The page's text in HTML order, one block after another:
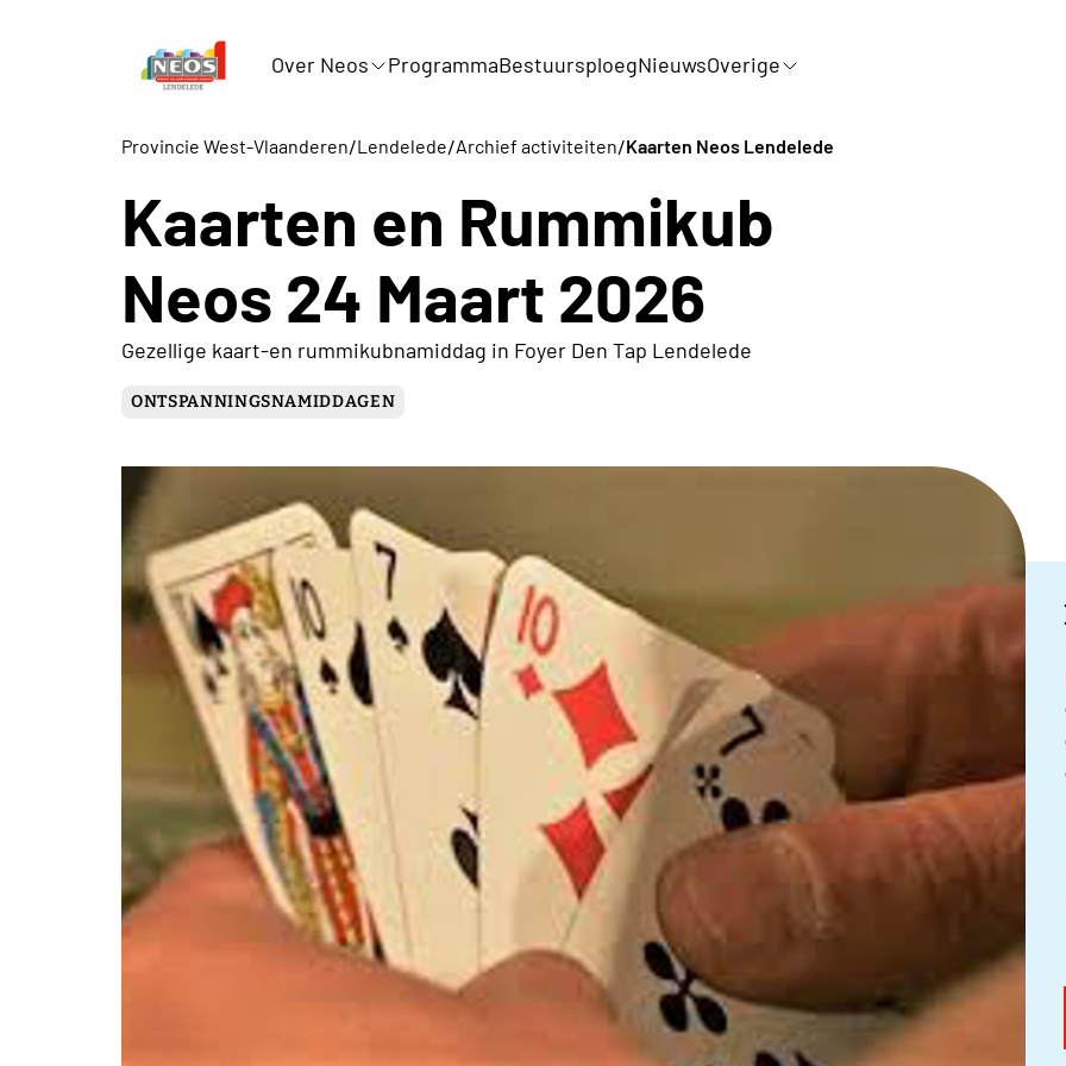
Over Neos ProgrammaBestuursploegNieuwsOverige
Provincie West-Vlaanderen/Lendelede/Archief activiteiten/Kaarten Neos Lendelede
Kaarten en Rummikub
Neos 24 Maart 2026
Gezellige kaart-en rummikubnamiddag in Foyer Den Tap Lendelede
ONTSPANNINGSNAMIDDAGEN